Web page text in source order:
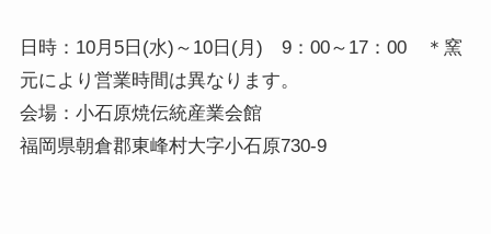
日時：10月5日(水)～10日(月) 9：00～17：00 ＊窯
元により営業時間は異なります。
会場：小石原焼伝統産業会館
福岡県朝倉郡東峰村大字小石原730-9